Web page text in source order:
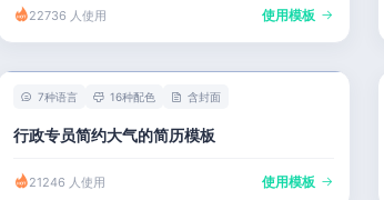
22736 人使用 使用模板
7种语言 16种配色 含封面
行政专员简约大气的简历模板
21246 人使用 使用模板